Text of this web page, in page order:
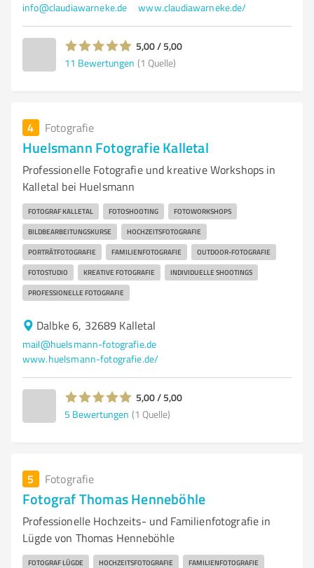
info@claudiawarneke.de www.claudiawarneke.de/
5,00 / 5,00
11 Bewertungen (1 Quelle)
4 Fotografie
Huelsmann Fotografie Kalletal
Professionelle Fotografie und kreative Workshops in
Kalletal bei Huelsmann
FOTOGRAF KALLETAL FOTOSHOOTING FOTOWORKSHOPS
BILDBEARBEITUNGSKURSE HOCHZEITSFOTOGRAFIE
PORTRÄTFOTOGRAFIE FAMILIENFOTOGRAFIE OUTDOOR-FOTOGRAFIE
FOTOSTUDIO KREATIVE FOTOGRAFIE INDIVIDUELLE SHOOTINGS
PROFESSIONELLE FOTOGRAFIE
Dalbke 6, 32689 Kalletal
mail@huelsmann-fotografie.de
www.huelsmann-fotografie.de/
5,00 / 5,00
5 Bewertungen (1 Quelle)
5 Fotografie
Fotograf Thomas Henneböhle
Professionelle Hochzeits- und Familienfotografie in
Lügde von Thomas Henneböhle
FOTOGRAF LÜGDE HOCHZEITSFOTOGRAFIE FAMILIENFOTOGRAFIE